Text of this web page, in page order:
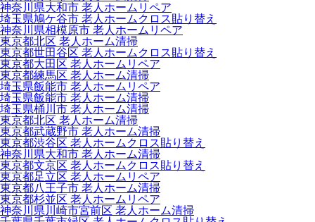
神奈川県大和市 老人ホームリペア
埼玉県鳩ケ谷市 老人ホームクロス貼り替え
神奈川県相模原市 老人ホームリペア
東京都北区 老人ホーム清掃
東京都世田谷区 老人ホームクロス貼り替え
東京都大田区 老人ホームリペア
東京都練馬区 老人ホーム清掃
埼玉県飯能市 老人ホームリペア
埼玉県飯能市 老人ホーム清掃
埼玉県桶川市 老人ホーム清掃
東京都北区 老人ホーム清掃
東京都武蔵野市 老人ホーム清掃
東京都渋谷区 老人ホームクロス貼り替え
神奈川県大和市 老人ホーム清掃
東京都文京区 老人ホームクロス貼り替え
東京都足立区 老人ホームリペア
東京都八王子市 老人ホーム清掃
東京都杉並区 老人ホームリペア
神奈川県川崎市宮前区 老人ホーム清掃